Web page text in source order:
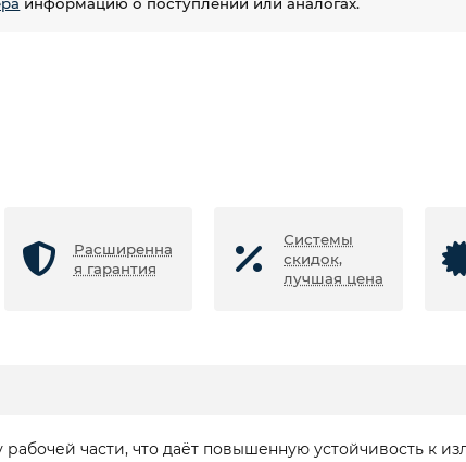
Расширенна
я гарантия
Системы
скидок,
лучшая цена
части, что даёт повышенную устойчивость к